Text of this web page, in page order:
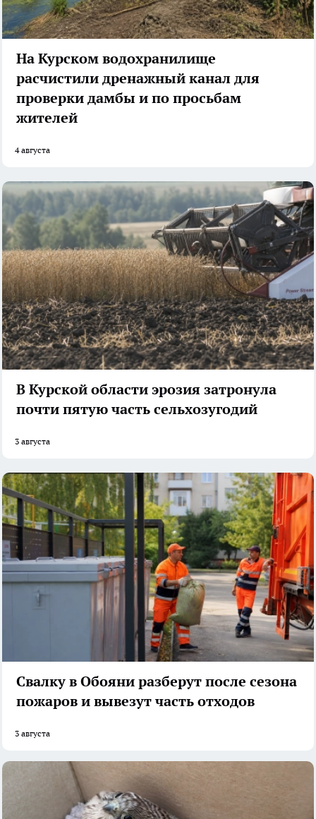
На Курском водохранилище
расчистили дренажный канал для
проверки дамбы и по просьбам
жителей
4 августа
В Курской области эрозия затронула
почти пятую часть сельхозугодий
3 августа
Свалку в Обояни разберут после сезона
пожаров и вывезут часть отходов
3 августа